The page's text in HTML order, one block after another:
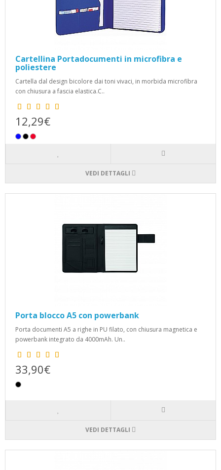
Cartellina Portadocumenti in microfibra e
poliestere
Cartella dal design bicolore dai toni vivaci, in morbida microfibra
con chiusura a fascia elastica.C..
12,29€
VEDI DETTAGLI
Porta blocco A5 con powerbank
Porta documenti A5 a righe in PU filato, con chiusura magnetica e
powerbank integrato da 4000mAh. Un..
33,90€
VEDI DETTAGLI